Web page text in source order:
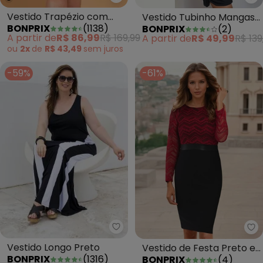
Vestido Trapézio com
Babados Azul
BONPRIX (1138)
A partir deR$ 86,99R$ 169,99
ou 2x de R$ 43,49 sem juros
Vestido Tubinho Mangas
em Tule Preto
BONPRIX (2)
A partir deR$ 49,99R$
-59%
bonprix - Vestido Longo Preto
Vestido Longo Preto
BONPRIX
(1316)
-61%
Vestido de Festa Preto e
BONPRIX (4)